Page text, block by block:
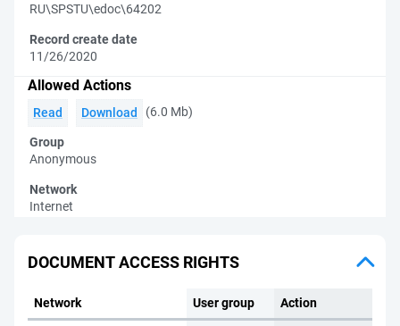
RU\SPSTU\edoc\64202
Record create date
11/26/2020
Allowed Actions
Read Download (6.0 Mb)
Group
Anonymous
Network
Internet
DOCUMENT ACCESS RIGHTS
Network User group Action